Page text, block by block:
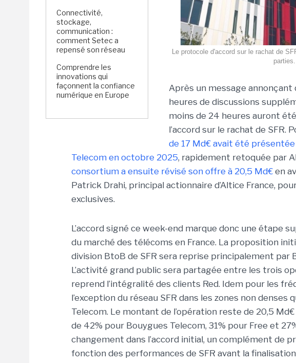
Connectivité,
stockage,
communication :
comment Setec a
repensé son réseau
Comprendre les
innovations qui
façonnent la confiance
numérique en Europe
Le protocole d'accord sur le rachat de
Après un message
heures de discussions
moins de 24 heures auront
l’accord sur le rachat de SFR.
de 17 Md€ avait été
Telecom en octobre 2025, rapidement retoquée par
consortium a ensuite révisé son offre à 20,5 Md€ en
Patrick Drahi, principal actionnaire d’Altice France,
exclusives.
L’accord signé ce week-end marque donc une étape
du marché des télécoms en France. La proposition
division BtoB de SFR sera reprise principalement par
L’activité grand public sera partagée entre les trois
reprend l’intégralité des clients Red. Idem pour les
l’exception du réseau SFR dans les zones non denses
Telecom. Le montant de l’opération reste de 20,5
de 42% pour Bouygues Telecom, 31% pour Free et
changement dans l’accord initial, un complément de
fonction des performances de SFR avant la